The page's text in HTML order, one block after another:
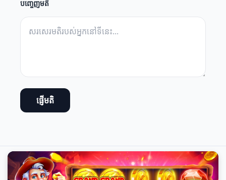
បញ្ចេញមតិ
ផ្ញើមតិ